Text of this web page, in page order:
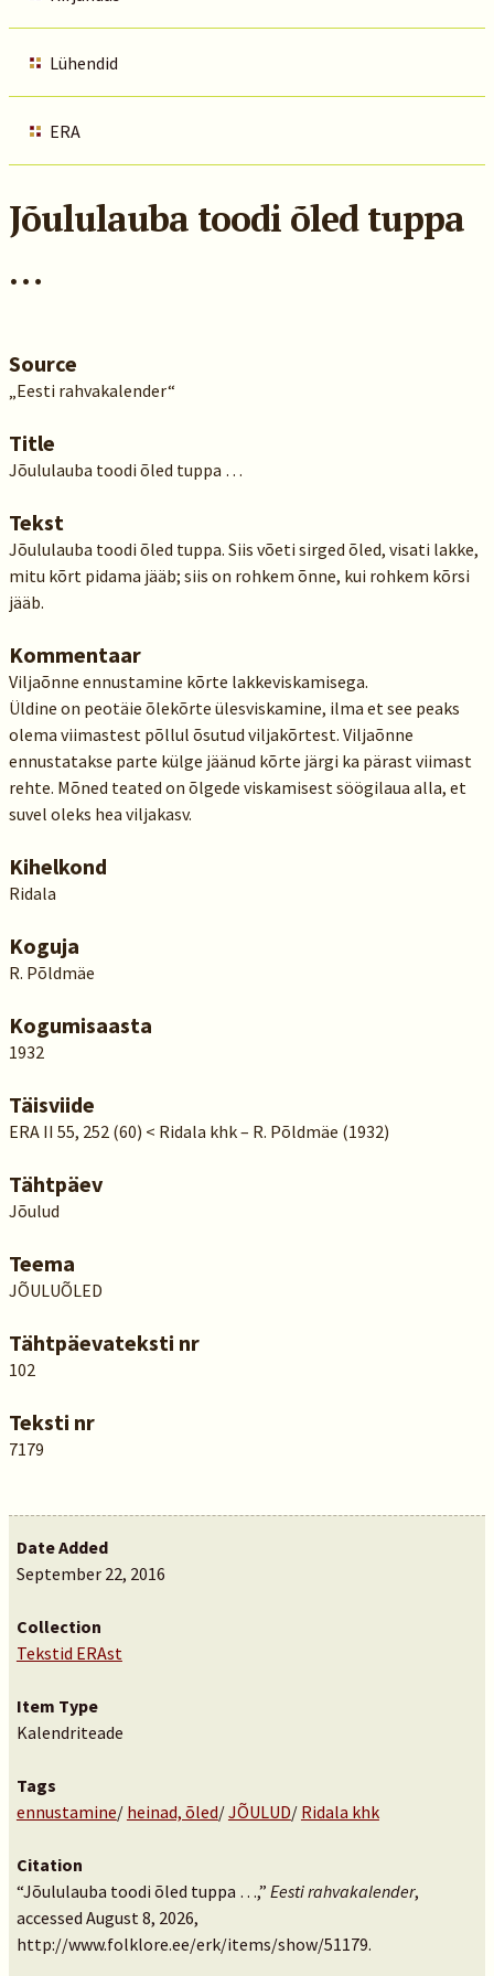
Lühendid
ERA
Jõululauba toodi õled tuppa
…
Source
„Eesti rahvakalender“
Title
Jõululauba toodi õled tuppa …
Tekst
Jõululauba toodi õled tuppa. Siis võeti sirged õled, visati lakke,
mitu kõrt pidama jääb; siis on rohkem õnne, kui rohkem kõrsi
jääb.
Kommentaar
Viljaõnne ennustamine kõrte lakkeviskamisega.
Üldine on peotäie õlekõrte ülesviskamine, ilma et see peaks
olema viimastest põllul õsutud viljakõrtest. Viljaõnne
ennustatakse parte külge jäänud kõrte järgi ka pärast viimast
rehte. Mõned teated on õlgede viskamisest söögilaua alla, et
suvel oleks hea viljakasv.
Kihelkond
Ridala
Koguja
R. Põldmäe
Kogumisaasta
1932
Täisviide
ERA II 55, 252 (60) < Ridala khk – R. Põldmäe (1932)
Tähtpäev
Jõulud
Teema
JÕULUÕLED
Tähtpäevateksti nr
102
Teksti nr
7179
Date Added
September 22, 2016
Collection
Tekstid ERAst
Item Type
Kalendriteade
Tags
ennustamine/ heinad, õled/JÕULUD/ Ridala khk
Citation
“Jõululauba toodi õled tuppa …,” Eesti rahvakalender,
accessed August 8, 2026,
http://www.folklore.ee/erk/items/show/51179.